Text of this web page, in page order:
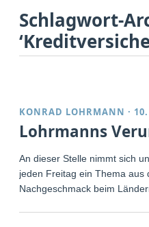
Schlagwort-
KONRAD LOHRMANN ·
Lohrmanns
An dieser Stelle nimmt sich
jeden Freitag ein Thema aus
Nachgeschmack beim